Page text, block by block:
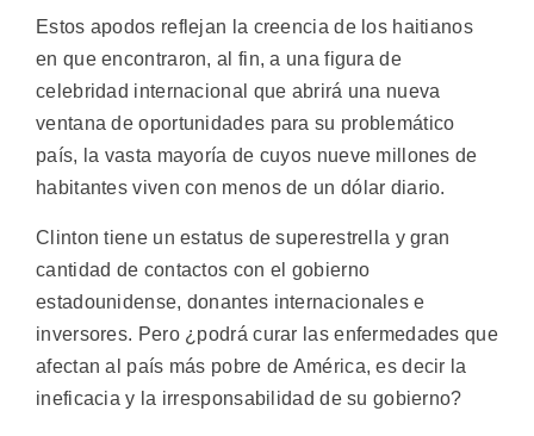
Estos apodos reflejan la creencia de los haitianos
en que encontraron, al fin, a una figura de
celebridad internacional que abrirá una nueva
ventana de oportunidades para su problemático
país, la vasta mayoría de cuyos nueve millones de
habitantes viven con menos de un dólar diario.
Clinton tiene un estatus de superestrella y gran
cantidad de contactos con el gobierno
estadounidense, donantes internacionales e
inversores. Pero ¿podrá curar las enfermedades que
afectan al país más pobre de América, es decir la
ineficacia y la irresponsabilidad de su gobierno?